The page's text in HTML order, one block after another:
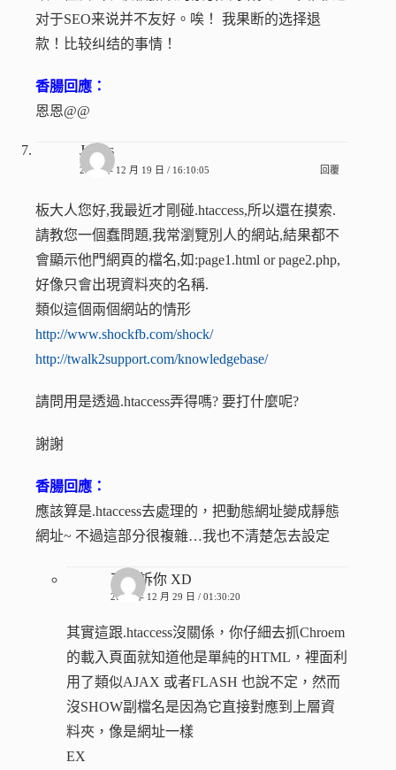
对于SEO来说并不友好。唉！ 我果断的选择退
款！比较纠结的事情！
香腸回應：
恩恩@@
Jarbas
2010 年 12 月 19 日 / 16:10:05 回覆
板大人您好,我最近才剛碰.htaccess,所以還在摸索.
請教您一個蠢問題,我常瀏覽別人的網站,結果都不
會顯示他門網頁的檔名,如:page1.html or page2.php,
好像只會出現資料夾的名稱.
類似這個兩個網站的情形
http://www.shockfb.com/shock/
http://twalk2support.com/knowledgebase/
請問用是透過.htaccess弄得嗎? 要打什麼呢?
謝謝
香腸回應：
應該算是.htaccess去處理的，把動態網址變成靜態
網址~ 不過這部分很複雜…我也不清楚怎去設定
不告訴你 XD
2012 年 12 月 29 日 / 01:30:20
其實這跟.htaccess沒關係，你仔細去抓Chroem
的載入頁面就知道他是單純的HTML，裡面利
用了類似AJAX 或者FLASH 也說不定，然而
沒SHOW副檔名是因為它直接對應到上層資
料夾，像是網址一樣
EX